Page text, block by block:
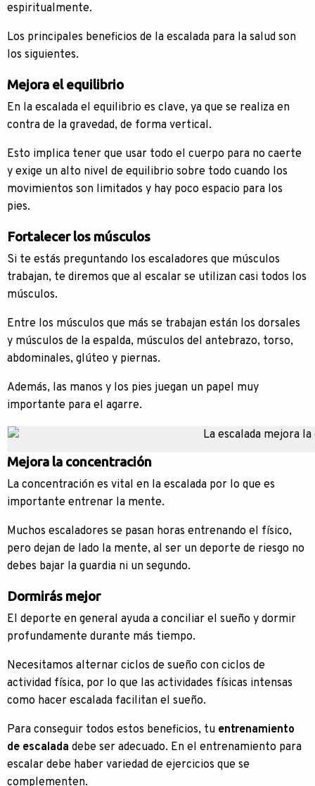
espiritualmente.
Los principales beneficios de la escalada para la salud son
los siguientes.
Mejora el equilibrio
En la escalada el equilibrio es clave, ya que se realiza en
contra de la gravedad, de forma vertical.
Esto implica tener que usar todo el cuerpo para no caerte
y exige un alto nivel de equilibrio sobre todo cuando los
movimientos son limitados y hay poco espacio para los
pies.
Fortalecer los músculos
Si te estás preguntando los escaladores que músculos
trabajan, te diremos que al escalar se utilizan casi todos los
músculos.
Entre los músculos que más se trabajan están los dorsales
y músculos de la espalda, músculos del antebrazo, torso,
abdominales, glúteo y piernas.
Además, las manos y los pies juegan un papel muy
importante para el agarre.
Mejora la concentración
La concentración es vital en la escalada por lo que es
importante entrenar la mente.
Muchos escaladores se pasan horas entrenando el físico,
pero dejan de lado la mente, al ser un deporte de riesgo no
debes bajar la guardia ni un segundo.
Dormirás mejor
El deporte en general ayuda a conciliar el sueño y dormir
profundamente durante más tiempo.
Necesitamos alternar ciclos de sueño con ciclos de
actividad física, por lo que las actividades físicas intensas
como hacer escalada facilitan el sueño.
Para conseguir todos estos beneficios, tu entrenamiento
de escalada debe ser adecuado. En el entrenamiento para
escalar debe haber variedad de ejercicios que se
complementen.